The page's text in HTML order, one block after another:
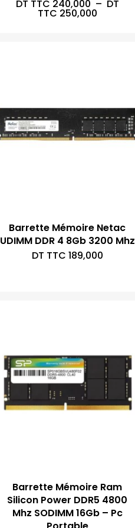
DT TTC 240,000 – DT
TTC 250,000Plage
Barrette Mémoire Netac
UDIMM DDR 4 8Gb 3200 Mhz
DT TTC 189,000
Barrette Mémoire Ram
Silicon Power DDR5 4800
Mhz SODIMM 16Gb – Pc